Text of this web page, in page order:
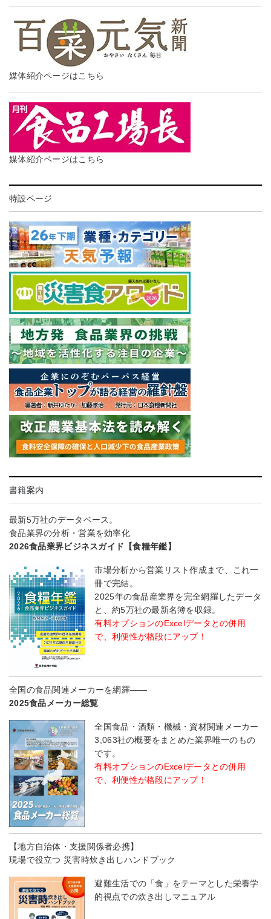
媒体紹介ページはこちら
媒体紹介ページはこちら
特設ページ
書籍案内
最新5万社のデータベース。
食品業界の分析・営業を効率化
2026食品業界ビジネスガイド【食糧年鑑】
市場分析から営業リスト作成まで、これ一
冊で完結。
2025年の食品産業界を完全網羅したデータ
と、約5万社の最新名簿を収録。
有料オプションのExcelデータとの併用
で、利便性が格段にアップ！
全国の食品関連メーカーを網羅――
2025食品メーカー総覧
全国食品・酒類・機械・資材関連メーカー
3,063社の概要をまとめた業界唯一のもの
です。
有料オプションのExcelデータとの併用
で、利便性が格段にアップ！
【地方自治体・支援関係者必携】
現場で役立つ 災害時炊き出しハンドブック
避難生活での「食」をテーマとした栄養学
的視点での炊き出しマニュアル